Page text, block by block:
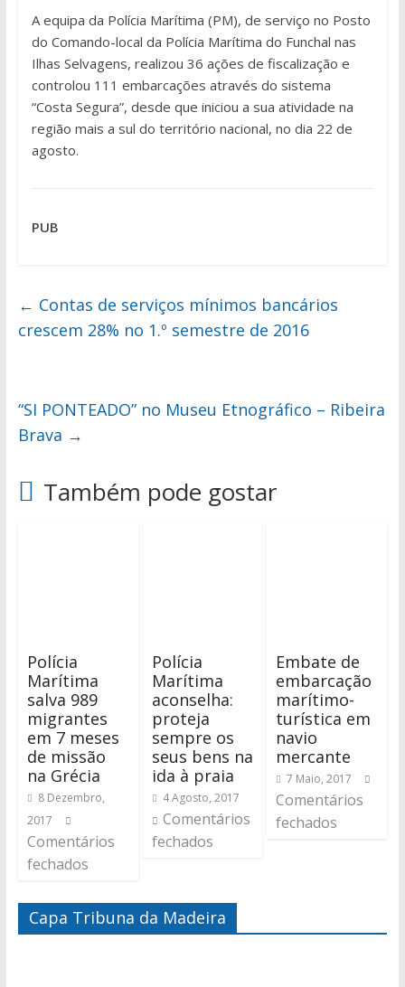
A equipa da Polícia Marítima (PM), de serviço no Posto
do Comando-local da Polícia Marítima do Funchal nas
Ilhas Selvagens, realizou 36 ações de fiscalização e
controlou 111 embarcações através do sistema
“Costa Segura”, desde que iniciou a sua atividade na
região mais a sul do território nacional, no dia 22 de
agosto.
PUB
← Contas de serviços mínimos bancários
crescem 28% no 1.º semestre de 2016
“SI PONTEADO” no Museu Etnográfico – Ribeira
Brava →
Também pode gostar
Polícia
Marítima
salva 989
migrantes
em 7 meses
de missão
na Grécia
8 Dezembro,
2017
Comentários
fechados
Polícia
Marítima
aconselha:
proteja
sempre os
seus bens na
ida à praia
4 Agosto, 2017
Comentários
fechados
Embate de
embarcação
marítimo-
turística em
navio
mercante
7 Maio, 2017
Comentários
fechados
Capa Tribuna da Madeira